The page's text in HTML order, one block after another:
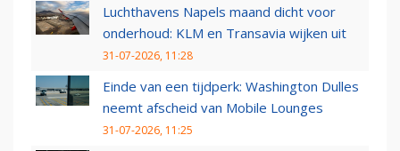
Luchthavens Napels maand dicht voor
onderhoud: KLM en Transavia wijken uit
31-07-2026, 11:28
Einde van een tijdperk: Washington Dulles
neemt afscheid van Mobile Lounges
31-07-2026, 11:25